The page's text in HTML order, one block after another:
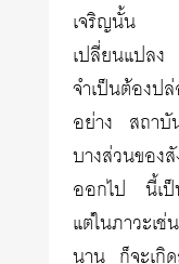
เจริญนั้น
เปลี่ยนแปลง
จำเป็นต้อง
อย่าง สถาบั
บางส่วนขอ
ออกไป นี้เป็
แต่ในภาวะเ